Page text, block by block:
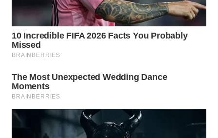
WN
PAKPAK
WN
WN
BEKASI